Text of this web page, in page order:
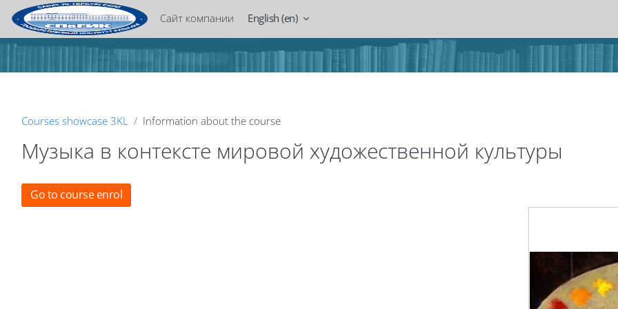
Skip to main content
Сайт компании English ‎(en)‎
Courses showcase 3KL Information about the course
Музыка в контексте мировой художественной культуры
Blocks
Go to course enrol